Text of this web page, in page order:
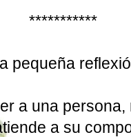
***********
pequeña
a una
a su